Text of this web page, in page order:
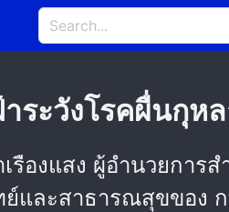
าระวังโรคผื่นกุ
รืองแสง ผู้อำนวยกา
ย์และสาธารณสุขของ